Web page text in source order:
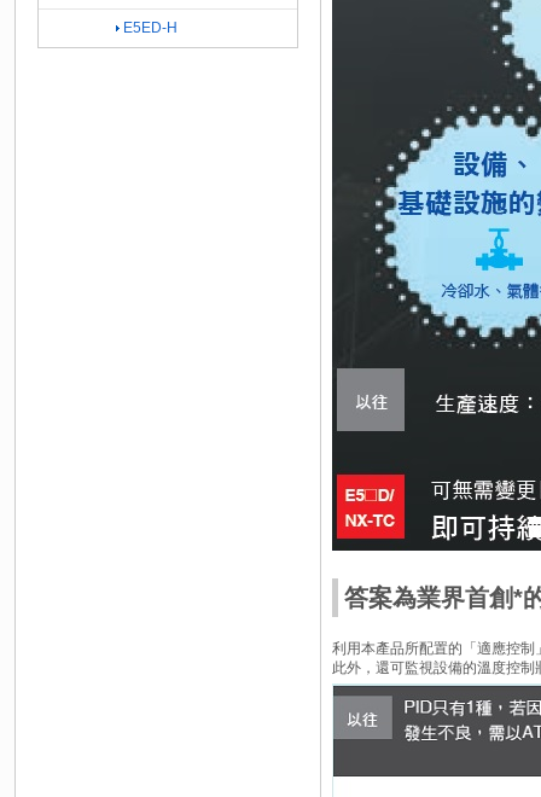
答案為業界首創*
利用本產品所配置的「適應控
此外，還可監視設備的溫度控
E5ED-H